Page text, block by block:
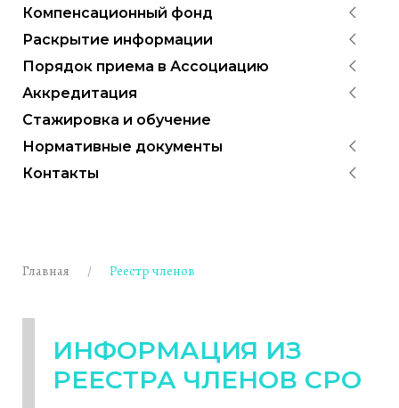
Компенсационный фонд
Раскрытие информации
Порядок приема в Ассоциацию
Аккредитация
Стажировка и обучение
Нормативные документы
Контакты
Главная Реестр членов
ИНФОРМАЦИЯ ИЗ
РЕЕСТРА ЧЛЕНОВ СРО